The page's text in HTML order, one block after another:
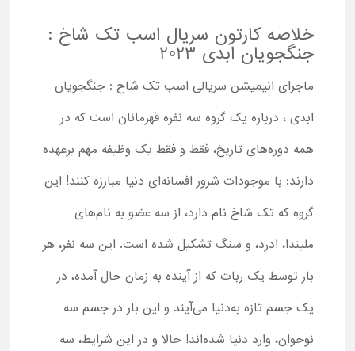
خلاصه کارتون سریال اسب تک شاخ :
جنگجویان ابدی 2023
ماجرای انیمیشن سریالی اسب تک شاخ : جنگجویان
ابدی ، درباره یک گروه سه نفره قهرمانان است که در
همه دوره‌های تاریخ، فقط و فقط یک وظیفه مهم برعهده
دارند: با موجودات شرور افسانه‌ای دنیا مبارزه کنند! این
گروه که تک شاخ نام دارد، از سه عضو به نام‌های
ملیندا، ادرد، و سنگ تشکیل شده است. این سه نفر، هر
بار توسط یک ربات که از آینده به زمان حال آمده، در
یک جسم تازه به‌دنیا می‌آیند و این بار در جسم سه
نوجوان، وارد دنیا شده‌اند! حالا و در این شرایط، سه